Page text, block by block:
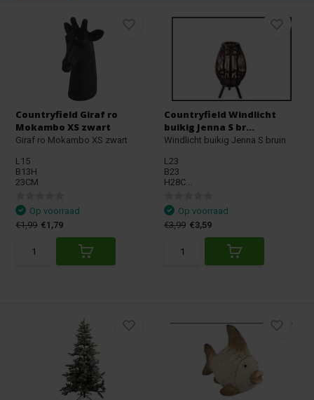
Countryfield Giraf ro
Mokambo XS zwart
Giraf ro Mokambo XS zwart
L15
B13H
23CM
Op voorraad
€1,99 €1,79
Countryfield Windlicht
buikig Jenna S br...
Windlicht buikig Jenna S bruin
L23
B23
H28C...
Op voorraad
€3,99 €3,59